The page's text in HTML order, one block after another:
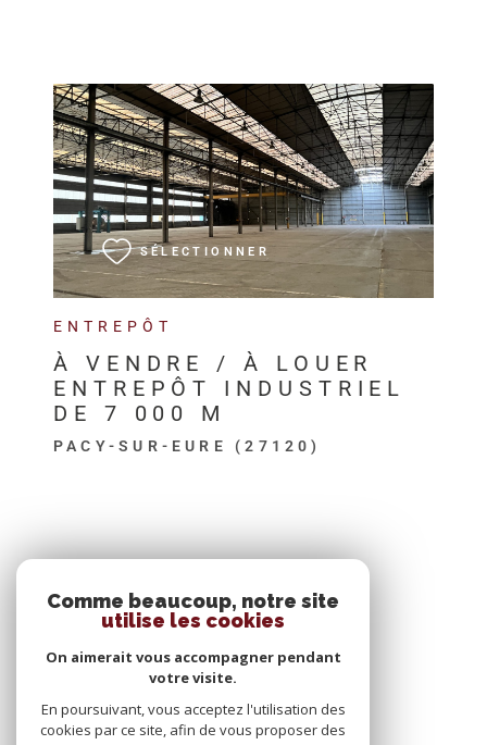
ENTREPÔT
À VENDRE / À LOUER
ENTREPÔT INDUSTRIEL
DE 7 000 M
PACY-SUR-EURE (27120)
SÉLECTIONNER
VOIR LE BIEN
Comme beaucoup, notre site
utilise les cookies
On aimerait vous accompagner pendant
votre visite.
En poursuivant, vous acceptez l'utilisation des
cookies par ce site, afin de vous proposer des